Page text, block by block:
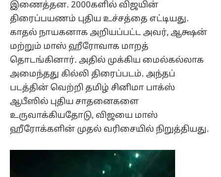
இணைத்தன. 2000களில் விஜயின்
திரைப்பயணம் புதிய உச்சத்தை எட்டியது.
காதல் நாயகனாக அறியப்பட்ட அவர், ஆக்ஷன்
மற்றும் மாஸ் ஹீரோவாக மாறத்
தொடங்கினார். அதில் முக்கிய மைல்கல்லாக
அமைந்தது கில்லி திரைப்படம். அந்தப்
படத்தின் வெற்றி தமிழ் சினிமா பாக்ஸ்
ஆபீஸில் புதிய சாதனைகளை
உருவாக்கியதோடு, விஜயை மாஸ்
ஹீரோக்களின் முதல் வரிசையில் நிறுத்தியது.